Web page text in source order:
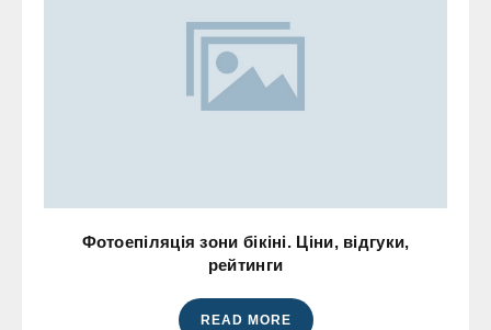
Фотоепіляція зони бікіні. Ціни, відгуки,
рейтинги
READ MORE